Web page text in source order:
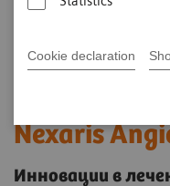
Cookie declaration
Nexaris
Инновации в